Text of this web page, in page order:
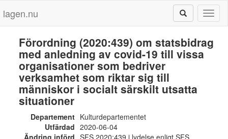
lagen.nu
Förordning (2020:439) om statsbidrag
med anledning av covid-19 till vissa
organisationer som bedriver
verksamhet som riktar sig till
människor i socialt särskilt utsatta
situationer
Departement Kulturdepartementet
Utfärdad 2020-06-04
Ändring införd SFS 2020:439 i lydelse enligt SFS